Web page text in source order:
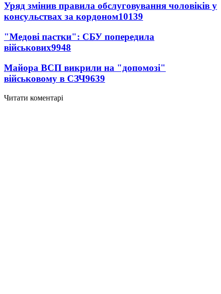
Уряд змінив правила обслуговування чоловіків у
консульствах за кордоном10139
"Медові пастки": СБУ попередила
військових9948
Майора ВСП викрили на "допомозі"
військовому в СЗЧ9639
Читати коментарі